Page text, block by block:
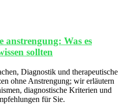
anstrengung: Was es
sollten
Diagnostik und therapeutische
ohne Anstrengung; wir erläutern
diagnostische Kriterien und
für Sie.